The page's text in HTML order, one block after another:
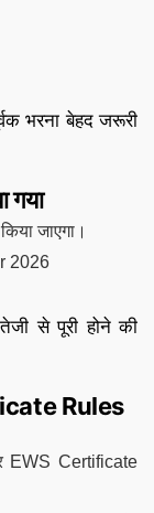
भरना बेहद जरूरी
जाएगा।
2026
से पूरी होने की
Rules
EWS Certificate